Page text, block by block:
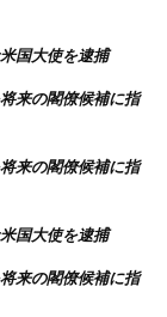
国大使を逮捕
来の閣僚候補に指
来の閣僚候補に指
国大使を逮捕
来の閣僚候補に指